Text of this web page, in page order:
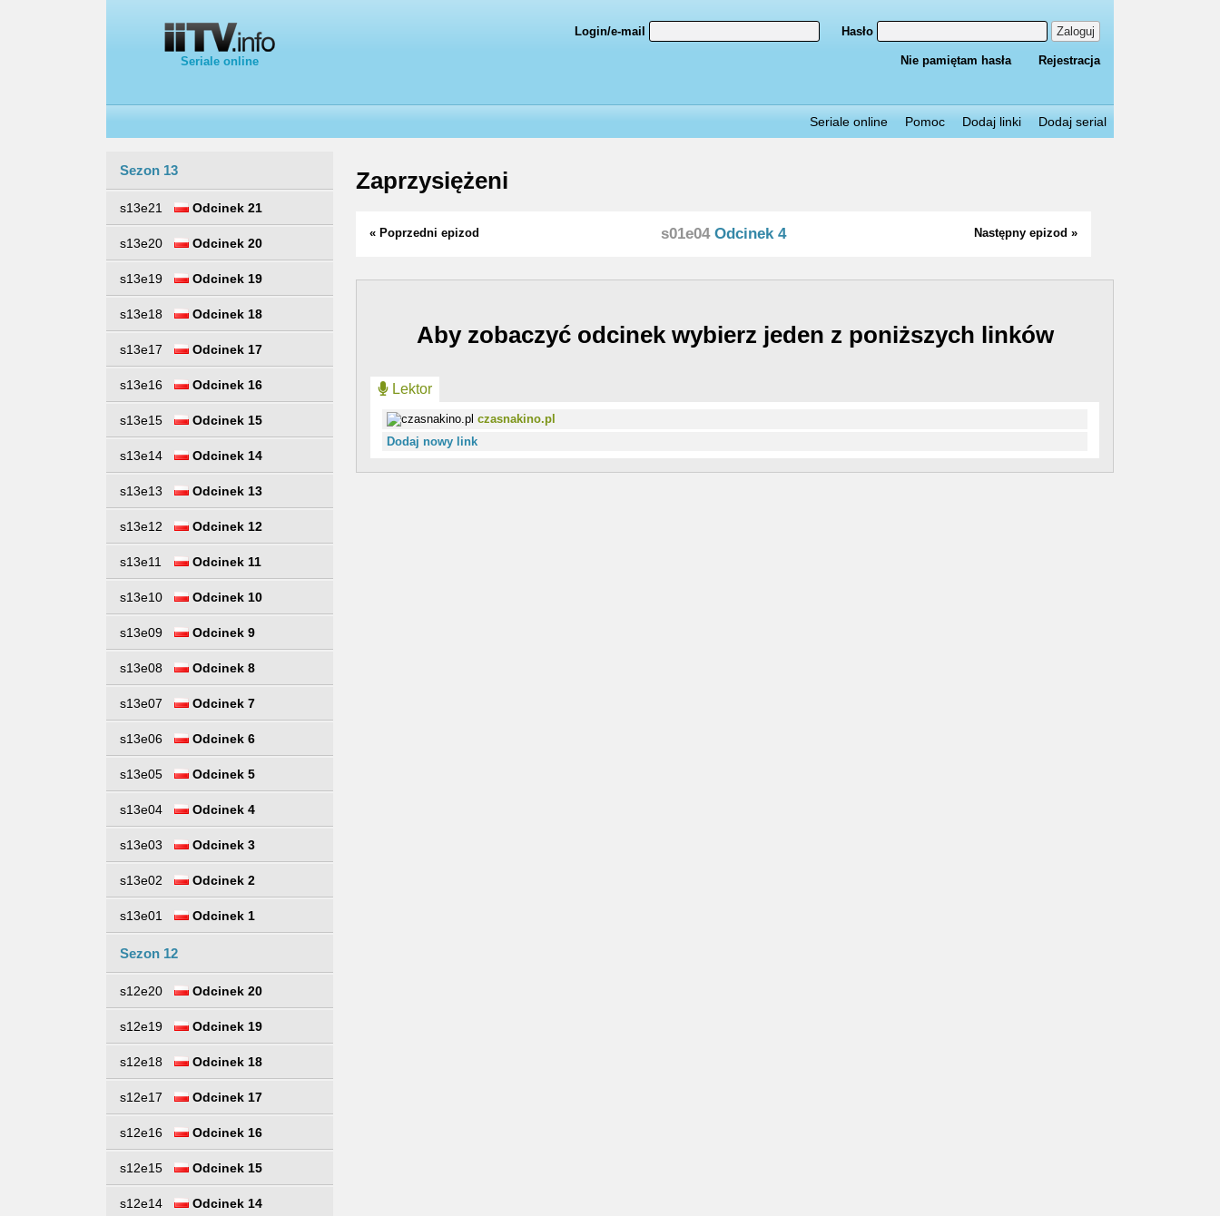
Seriale online
Login/e-mail Hasło Zaloguj
Nie pamiętam hasła Rejestracja
Seriale online Pomoc Dodaj linki Dodaj serial
Sezon 13
s13e21 Odcinek 21
s13e20 Odcinek 20
s13e19 Odcinek 19
s13e18 Odcinek 18
s13e17 Odcinek 17
s13e16 Odcinek 16
s13e15 Odcinek 15
s13e14 Odcinek 14
s13e13 Odcinek 13
s13e12 Odcinek 12
s13e11 Odcinek 11
s13e10 Odcinek 10
s13e09 Odcinek 9
s13e08 Odcinek 8
s13e07 Odcinek 7
s13e06 Odcinek 6
s13e05 Odcinek 5
s13e04 Odcinek 4
s13e03 Odcinek 3
s13e02 Odcinek 2
s13e01 Odcinek 1
Sezon 12
s12e20 Odcinek 20
s12e19 Odcinek 19
s12e18 Odcinek 18
s12e17 Odcinek 17
s12e16 Odcinek 16
s12e15 Odcinek 15
s12e14 Odcinek 14
Zaprzysiężeni
« Poprzedni epizod Następny epizod »
s01e04Odcinek 4
Aby zobaczyć odcinek wybierz jeden z poniższych linków
Lektor
czasnakino.pl
Dodaj nowy link